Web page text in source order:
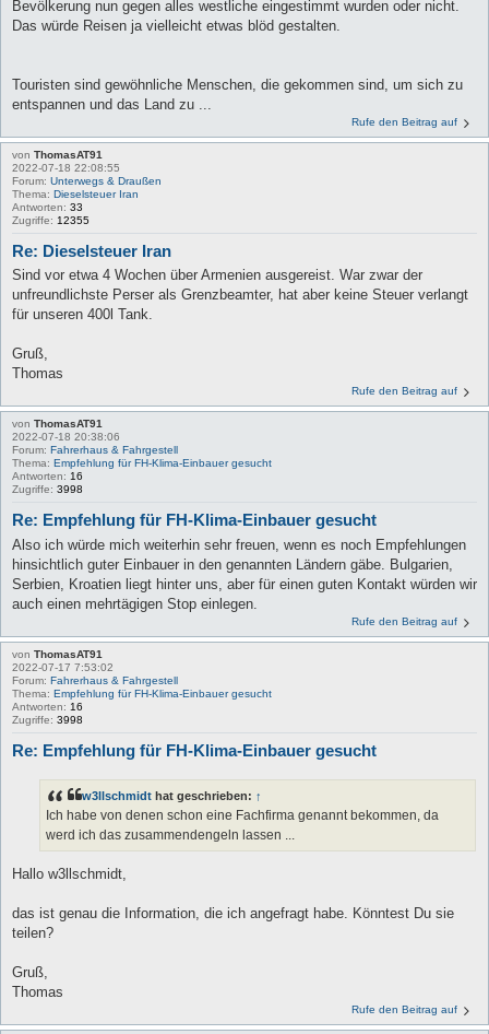
Bevölkerung nun gegen alles westliche eingestimmt wurden oder nicht.
Das würde Reisen ja vielleicht etwas blöd gestalten.
Touristen sind gewöhnliche Menschen, die gekommen sind, um sich zu
entspannen und das Land zu ...
Rufe den Beitrag auf
von ThomasAT91
2022-07-18 22:08:55
Forum: Unterwegs & Draußen
Thema: Dieselsteuer Iran
Antworten: 33
Zugriffe: 12355
Re: Dieselsteuer Iran
Sind vor etwa 4 Wochen über Armenien ausgereist. War zwar der
unfreundlichste Perser als Grenzbeamter, hat aber keine Steuer verlangt
für unseren 400l Tank.
Gruß,
Thomas
Rufe den Beitrag auf
von ThomasAT91
2022-07-18 20:38:06
Forum: Fahrerhaus & Fahrgestell
Thema: Empfehlung für FH-Klima-Einbauer gesucht
Antworten: 16
Zugriffe: 3998
Re: Empfehlung für FH-Klima-Einbauer gesucht
Also ich würde mich weiterhin sehr freuen, wenn es noch Empfehlungen
hinsichtlich guter Einbauer in den genannten Ländern gäbe. Bulgarien,
Serbien, Kroatien liegt hinter uns, aber für einen guten Kontakt würden wir
auch einen mehrtägigen Stop einlegen.
Rufe den Beitrag auf
von ThomasAT91
2022-07-17 7:53:02
Forum: Fahrerhaus & Fahrgestell
Thema: Empfehlung für FH-Klima-Einbauer gesucht
Antworten: 16
Zugriffe: 3998
Re: Empfehlung für FH-Klima-Einbauer gesucht
w3llschmidt hat geschrieben: ↑
Ich habe von denen schon eine Fachfirma genannt bekommen, da
werd ich das zusammendengeln lassen ...
Hallo w3llschmidt,
das ist genau die Information, die ich angefragt habe. Könntest Du sie
teilen?
Gruß,
Thomas
Rufe den Beitrag auf